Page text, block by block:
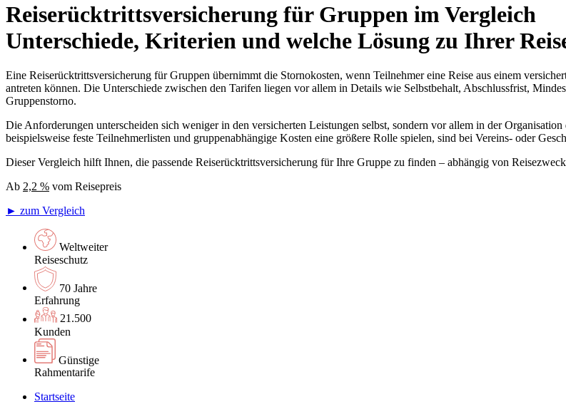
Reiserücktrittsversicherung für Gruppen im Vergleich
Unterschiede, Kriterien und welche Lösung zu Ihrer
Eine Reiserücktrittsversicherung für Gruppen übernimmt die Stornokosten, wenn Teilnehmer eine Reise aus einem
antreten können. Die Unterschiede zwischen den Tarifen liegen vor allem in Details wie Selbstbehalt, Abschlussfrist,
Gruppenstorno.
Die Anforderungen unterscheiden sich weniger in den versicherten Leistungen selbst, sondern vor allem in der
beispielsweise feste Teilnehmerlisten und gruppenabhängige Kosten eine größere Rolle spielen, sind bei Vereins- oder
Dieser Vergleich hilft Ihnen, die passende Reiserücktrittsversicherung für Ihre Gruppe zu finden – abhängig von
Ab 2,2 % vom Reisepreis
► zum Vergleich
Weltweiter
Reiseschutz
70 Jahre
Erfahrung
21.500
Kunden
Günstige
Rahmentarife
Startseite